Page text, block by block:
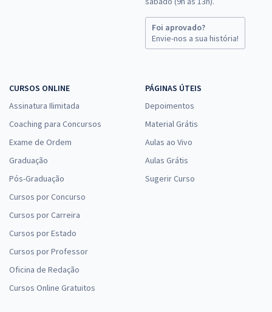
Foi aprovado?
Envie-nos a sua história!
CURSOS ONLINE
Assinatura Ilimitada
Coaching para Concursos
Exame de Ordem
Graduação
Pós-Graduação
Cursos por Concurso
Cursos por Carreira
Cursos por Estado
Cursos por Professor
Oficina de Redação
Cursos Online Gratuitos
PÁGINAS ÚTEIS
Depoimentos
Material Grátis
Aulas ao Vivo
Aulas Grátis
Sugerir Curso